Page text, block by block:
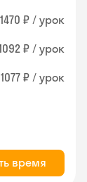
₽ / урок
₽ / урок
₽ / урок
время